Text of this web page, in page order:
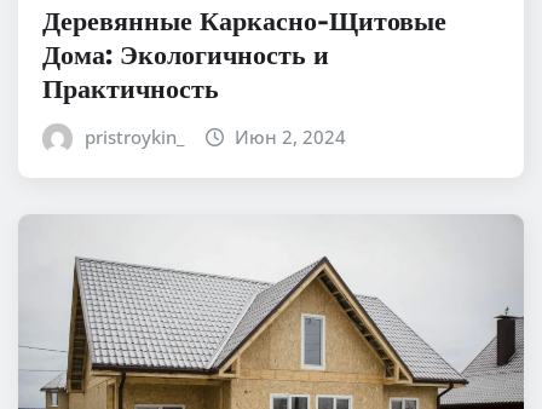
Деревянные Каркасно-Щитовые
Дома: Экологичность и
Практичность
pristroykin_ Июн 2, 2024